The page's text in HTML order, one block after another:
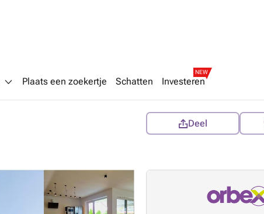
Plaats een zoekertje Schatten Investeren
NEW
Deel